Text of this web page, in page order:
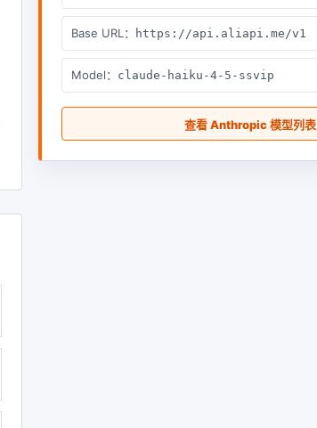
Base URL： https://api.aliapi.me/v1
Model： claude-haiku-4-5-ssvip
查看 Anthropic 模型列表